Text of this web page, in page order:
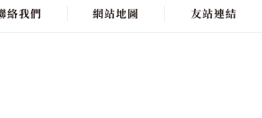
絡我們 網站地圖 友站連結